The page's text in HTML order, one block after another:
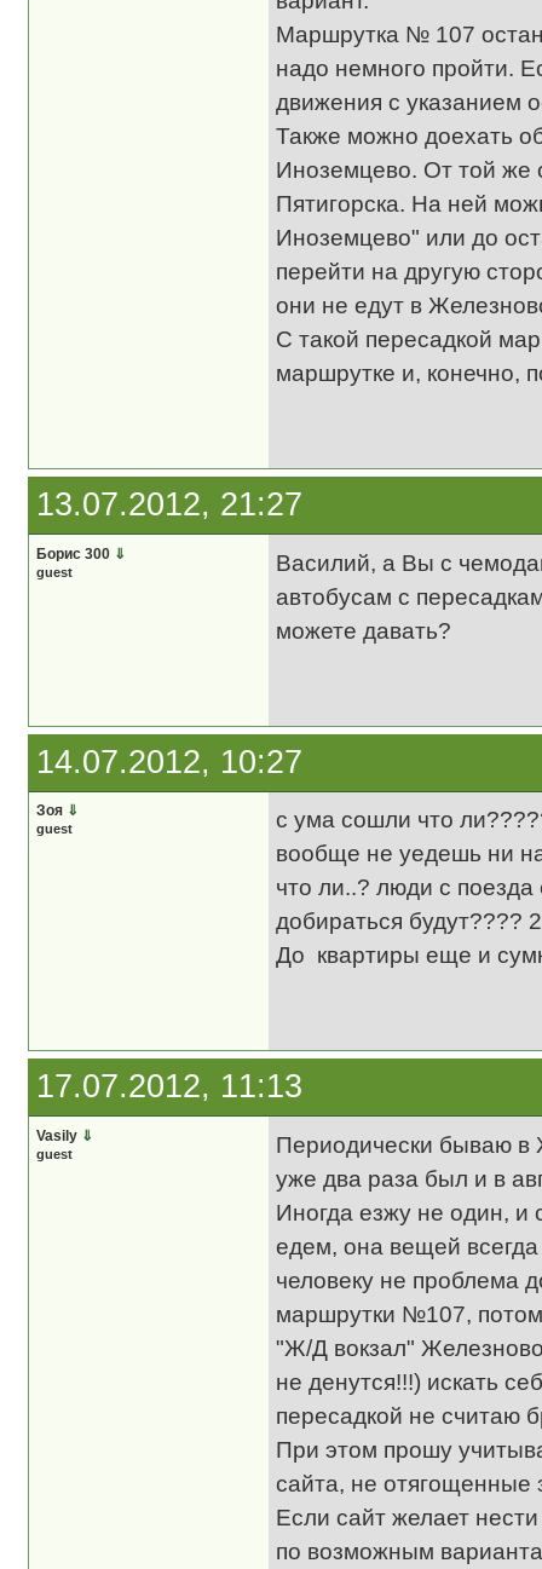
Маршрутка № 107
надо немного пройти.
движения с указанием
Также можно доехать
Иноземцево. От той же
Пятигорска. На ней
Иноземцево" или до
перейти на другую
они не едут в
С такой пересадкой
маршрутке и, конечно,
13.07.2012, 21:27
Борис 300 ⇓
guest
Василий, а Вы с
автобусам с
можете давать?
14.07.2012, 10:27
Зоя ⇓
guest
с ума сошли что
вообще не уедешь ни
что ли..? люди с
добираться будут????
До квартиры еще и
17.07.2012, 11:13
Vasily ⇓
guest
Периодически бываю в
уже два раза был и в
Иногда езжу не один, и
едем, она вещей всегда
человеку не проблема
маршрутки №107,
"Ж/Д вокзал"
не денутся!!!) искать
пересадкой не считаю
При этом прошу
сайта, не отягощенные
Если сайт желает
по возможным